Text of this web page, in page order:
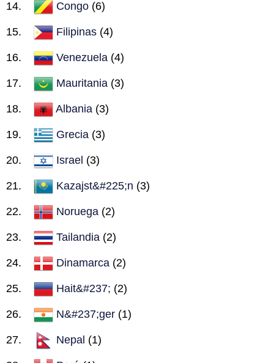
Congo (6)
Filipinas (4)
Venezuela (4)
Mauritania (3)
Albania (3)
Grecia (3)
Israel (3)
Kazajst&#225;n (3)
Noruega (2)
Tailandia (2)
Dinamarca (2)
Hait&#237; (2)
N&#237;ger (1)
Nepal (1)